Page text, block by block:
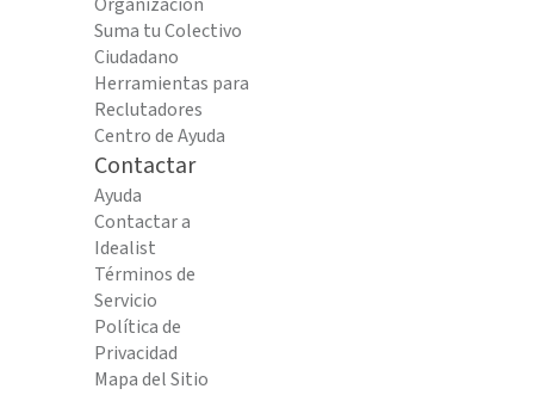
Suma tu Colectivo
Ciudadano
Herramientas para
Reclutadores
Centro de Ayuda
Contactar
Ayuda
Contactar a
Idealist
Términos de
Servicio
Política de
Privacidad
Mapa del Sitio